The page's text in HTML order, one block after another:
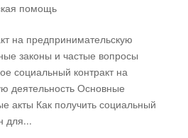
помощь
на предпринимательскую
законы и частые вопросы
социальный контракт на
деятельность Основные
акты Как получить социальный
для...